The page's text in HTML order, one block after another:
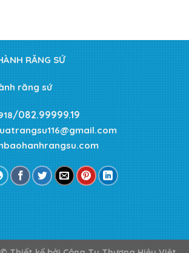
RĂNG SỨ
răng sứ
/082.99999.19